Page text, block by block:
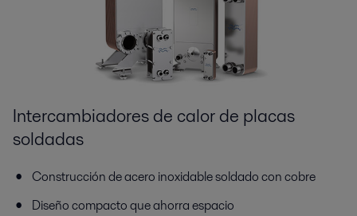
Intercambiadores de calor de placas
soldadas
Construcción de acero inoxidable soldado con cobre
Diseño compacto que ahorra espacio